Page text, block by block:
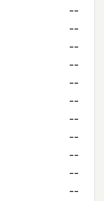
--
--
--
--
--
--
--
--
--
--
--